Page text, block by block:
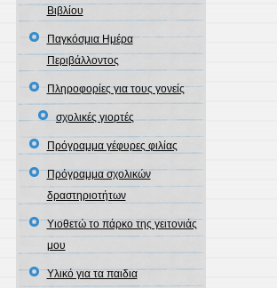
Βιβλίου
Παγκόσμια Ημέρα
Περιβάλλοντος
Πληροφορίες για τους γονείς
σχολικές γιορτές
Πρόγραμμα γέφυρες φιλίας
Πρόγραμμα σχολικών
δραστηριοτήτων
Υιοθετώ το πάρκο της γειτονιάς
μου
Υλικό για τα παιδια